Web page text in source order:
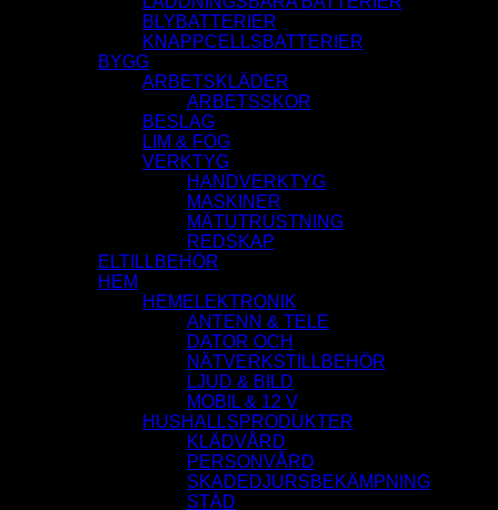
BLYBATTERIER
KNAPPCELLSBATTERIER
BYGG
ARBETSKLÄDER
ARBETSSKOR
BESLAG
LIM & FOG
VERKTYG
HANDVERKTYG
MASKINER
MÄTUTRUSTNING
REDSKAP
ELTILLBEHÖR
HEM
HEMELEKTRONIK
ANTENN & TELE
DATOR OCH
NÄTVERKSTILLBEHÖR
LJUD & BILD
MOBIL & 12 V
HUSHALLSPRODUKTER
KLÄDVÅRD
PERSONVÅRD
SKADEDJURSBEKÄMPNING
STÄD